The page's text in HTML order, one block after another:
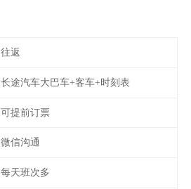
往返
长途汽车大巴车+客车+时刻表
可提前订票
微信沟通
每天班次多